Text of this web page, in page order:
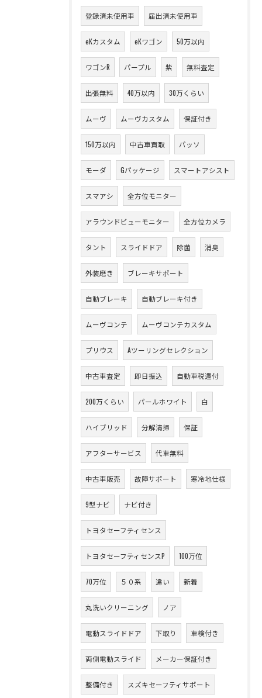
登録済未使用車 届出済未使用車
eKカスタム eKワゴン 50万以内
ワゴンR パープル 紫 無料査定
出張無料 40万以内 30万くらい
ムーヴ ムーヴカスタム 保証付き
150万以内 中古車買取 パッソ
モーダ Gパッケージ スマートアシスト
スマアシ 全方位モニター
アラウンドビューモニター 全方位カメラ
タント スライドドア 除菌 消臭
外装磨き ブレーキサポート
自動ブレーキ 自動ブレーキ付き
ムーヴコンテ ムーヴコンテカスタム
プリウス Aツーリングセレクション
中古車査定 即日振込 自動車税還付
200万くらい パールホワイト 白
ハイブリッド 分解清掃 保証
アフターサービス 代車無料
中古車販売 故障サポート 寒冷地仕様
9型ナビ ナビ付き
トヨタセーフティセンス
トヨタセーフティセンスP 100万位
70万位 ５０系 違い 新着
丸洗いクリーニング ノア
電動スライドドア 下取り 車検付き
両側電動スライド メーカー保証付き
整備付き スズキセーフティサポート